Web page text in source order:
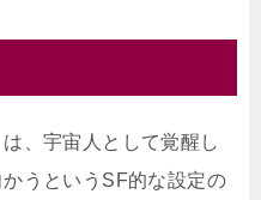
、宇宙人として覚醒し
うというSF的な設定の